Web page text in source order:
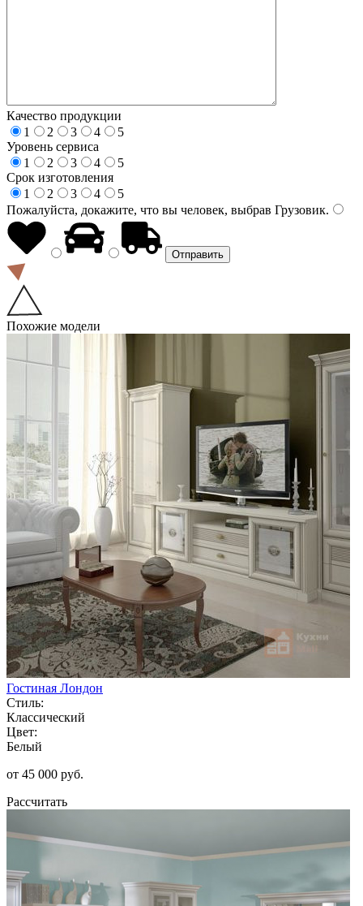
Качество продукции
1
2 3 4
5
Уровень сервиса
1
2 3 4
5
Срок изготовления
1
2 3 4
5
Пожалуйста, докажите, что вы человек, выбрав Грузовик.
Похожие модели
Гостиная Лондон
Стиль:
Классический
Цвет:
Белый
от 45 000 руб.
Рассчитать